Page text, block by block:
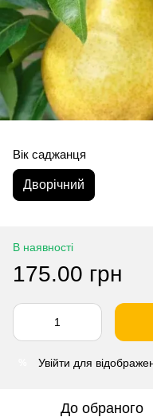
Вік саджанця
Дворічний
В наявності
175.00 грн
Увійти для
До обраного